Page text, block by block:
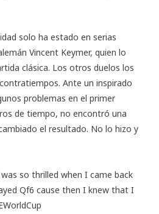
solo ha estado en serias
Vincent Keymer, quien lo
clásica. Los otros duelos los
Ante un inspirado
problemas en el primer
de tiempo, no encontró una
el resultado. No lo hizo y
so thrilled when I came back
Qf6 cause then I knew that I